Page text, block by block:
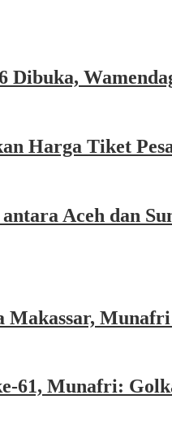
Dibuka,
Harga Tiket
Aceh dan
61, Munafri: